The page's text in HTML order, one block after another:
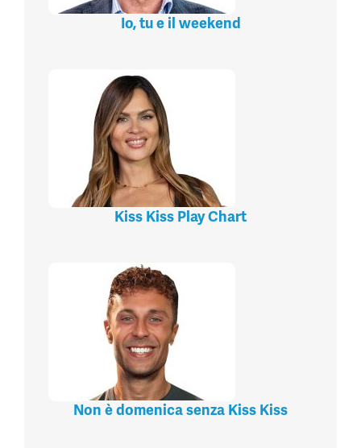
Io, tu e il weekend
Kiss Kiss Play Chart
Non è domenica senza Kiss Kiss